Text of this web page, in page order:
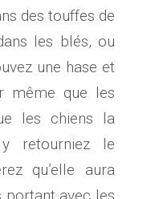
des touffes de
les blés, ou
une hase et
même que les
les chiens la
retourniez le
qu’elle aura